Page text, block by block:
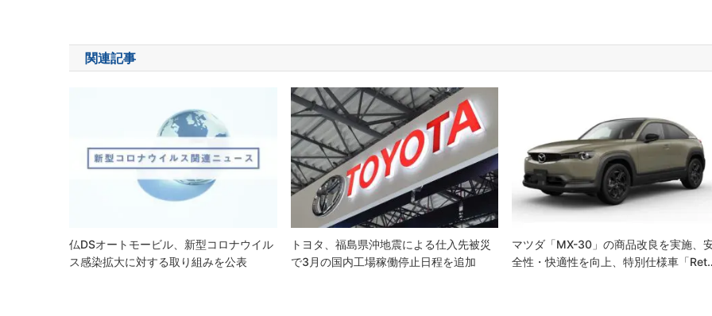
ナ
ビ
ー
シ
ン
関連記事
仏DSオートモービル、新型コロナウイル
ス感染拡大に対する取り組みを公表
トヨタ、福島県沖地震による仕入先被災
で3月の国内工場稼働停止日程を追加
マツダ「MX-30」の商品改良を実施、
全性・快適性を向上、特別仕様車「